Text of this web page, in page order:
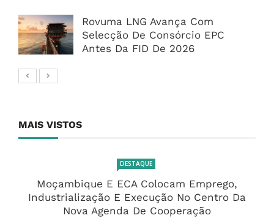
Rovuma LNG Avança Com
Selecção De Consórcio EPC
Antes Da FID De 2026
MAIS VISTOS
DESTAQUE
Moçambique E ECA Colocam Emprego,
Industrialização E Execução No Centro Da
Nova Agenda De Cooperação